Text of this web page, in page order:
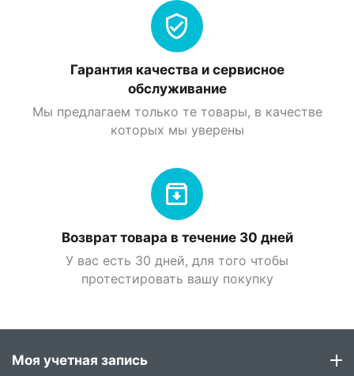
Гарантия качества и сервисное
обслуживание
Мы предлагаем только те товары, в качестве
которых мы уверены
Возврат товара в течение 30 дней
У вас есть 30 дней, для того чтобы
протестировать вашу покупку
Моя учетная запись